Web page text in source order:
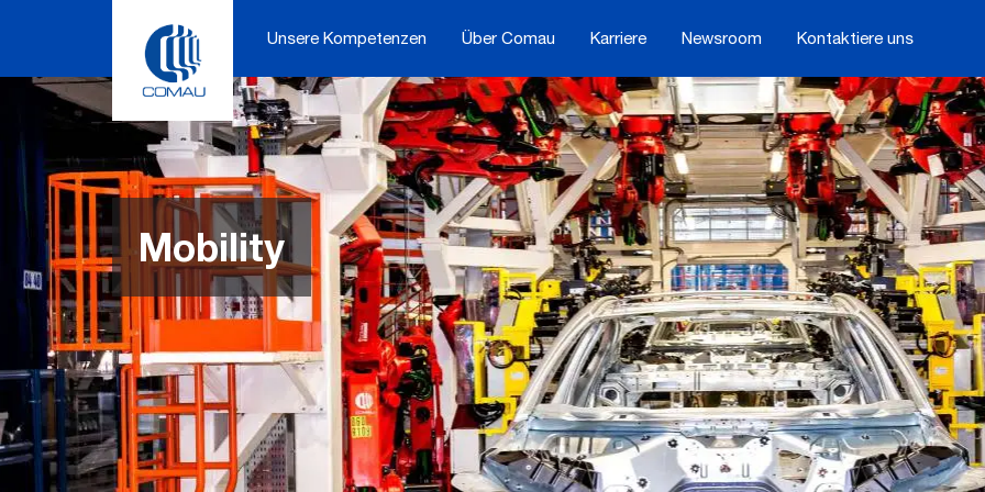
Unsere Kompetenzen Über Comau Karriere Newsroom Kontaktiere uns
Mobility